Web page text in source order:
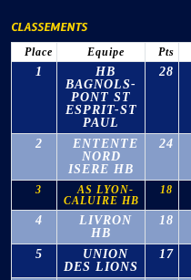
CLASSEMENTS
Place Equipe Pts
1
HB
BAGNOLS-
PONT ST
ESPRIT-ST
PAUL
28
2
ENTENTE
NORD
ISERE HB
24
3
AS LYON-
CALUIRE HB
18
4
LIVRON
HB
18
5
UNION
DES LIONS
17